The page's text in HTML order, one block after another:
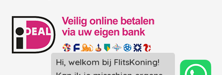
Hi, welkom bij FlitsKoning!
Landingspagina overzicht photobooths